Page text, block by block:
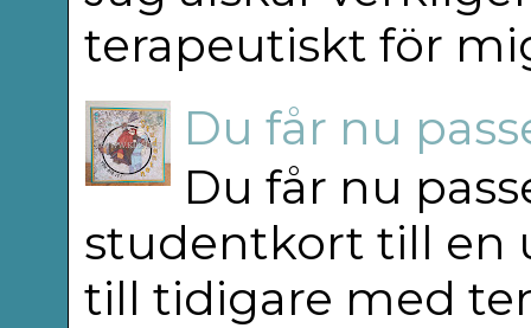
terapeutiskt för
Du får nu
Du får nu
studentkort till en
till tidigare med